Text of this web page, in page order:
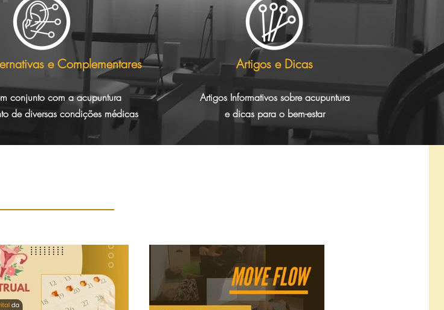
e Complementares
conjunto com a acupuntura
de diversas condições médicas
Artigos e Dicas
Artigos Informativos sobre acupuntura
edicas para o bem-estar